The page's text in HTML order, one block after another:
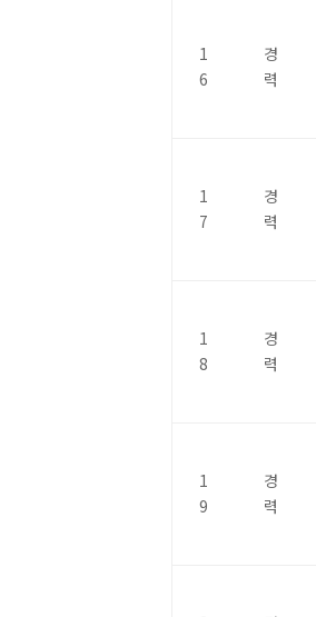
1
6
경
력
1
7
경
력
1
8
경
력
1
9
경
력